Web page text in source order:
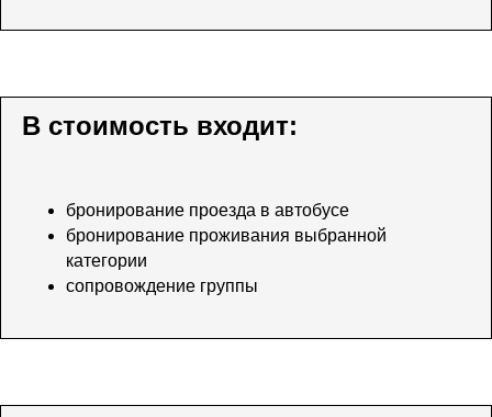
В стоимость входит:
бронирование проезда в автобусе
бронирование проживания выбранной
категории
сопровождение группы